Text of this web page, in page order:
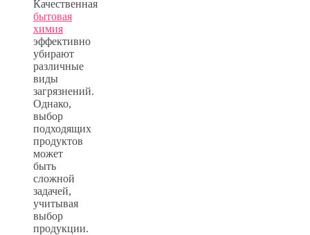
Качественная
бытовая
химия
эффективно
убирают
различные
виды
загрязнений.
Однако,
выбор
подходящих
продуктов
может
быть
сложной
задачей,
учитывая
выбор
продукции.